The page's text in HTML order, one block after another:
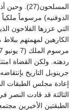
الدوفنيه) مرسوماً
التي عززها الفلاحون
الكارهين لمهمتهم
ردهته. ولكن القضاة
جرينوبل التاريخ
الثالثة قد قادت النصر
الطبقتين الأخيرين